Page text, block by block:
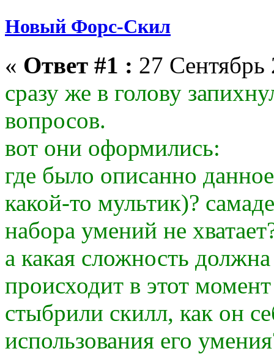
Новый Форс-Скил
« Ответ #1 : 27
сразу же в голову
вопросов.
вот они оформились:
где было описанно
какой-то мультик)?
набора умений не
а какая сложность
происходит в этот
стыбрили скилл, как он
использования его